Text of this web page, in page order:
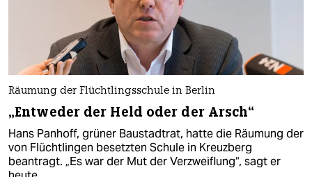
Räumung der Flüchtlingsschule in Berlin
„Entweder der Held oder der Arsch“
Hans Panhoff, grüner Baustadtrat, hatte die Räumung der
von Flüchtlingen besetzten Schule in Kreuzberg
beantragt. „Es war der Mut der Verzweiflung“, sagt er